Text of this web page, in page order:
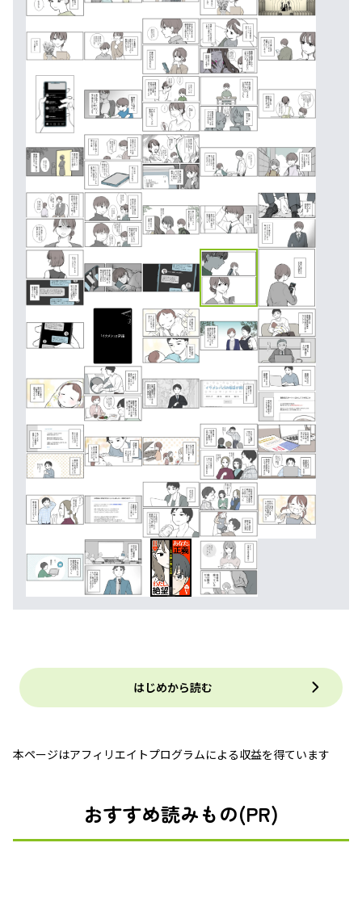
はじめから読む
本ページはアフィリエイトプログラムによる収益を得ています
おすすめ読みもの(PR)